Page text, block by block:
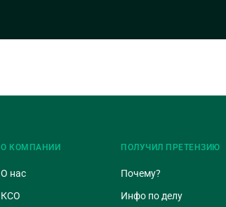
О КОМПАНИИ
О нас
КСО
ПОЛУЧИЛ ПРЕТЕНЗИЮ
Почему?
Инфо по делу